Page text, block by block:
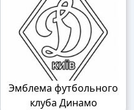
Эмблема футбольного
клуба Динамо